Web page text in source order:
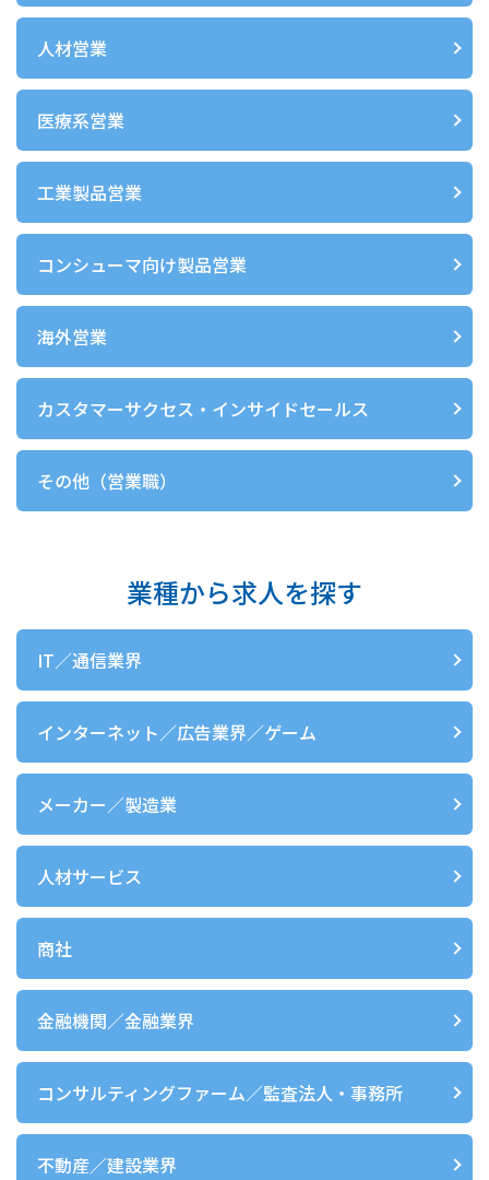
人材営業
医療系営業
工業製品営業
コンシューマ向け製品営業
海外営業
カスタマーサクセス・インサイドセールス
その他（営業職）
業種から求人を探す
IT／通信業界
インターネット／広告業界／ゲーム
メーカー／製造業
人材サービス
商社
金融機関／金融業界
コンサルティングファーム／監査法人・事務所
不動産／建設業界